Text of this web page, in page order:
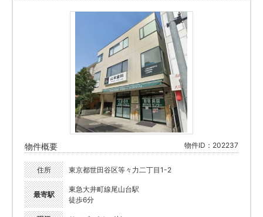
物件概要 物件ID：202237
住所 東京都世田谷区等々力二丁目1-2
最寄駅
東急大井町線尾山台駅
徒歩6分